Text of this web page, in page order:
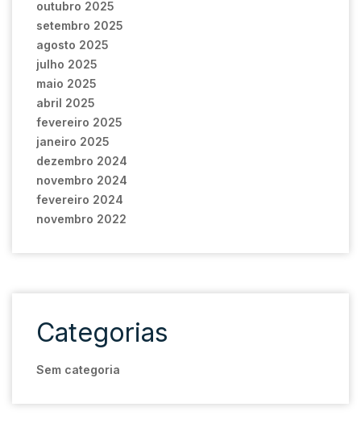
outubro 2025
setembro 2025
agosto 2025
julho 2025
maio 2025
abril 2025
fevereiro 2025
janeiro 2025
dezembro 2024
novembro 2024
fevereiro 2024
novembro 2022
Categorias
Sem categoria